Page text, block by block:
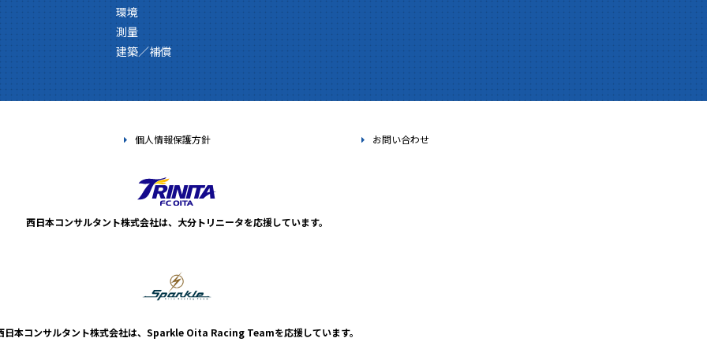
環境
測量
建築／補償
個人情報保護方針 お問い合わせ
西日本コンサルタント株式会社は、 大分トリニータを応援しています。
日本コンサルタント株式会社は、 Sparkle Oita Racing Teamを応援しています。